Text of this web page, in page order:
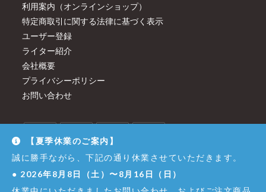
利用案内（オンラインショップ）
特定商取引に関する法律に基づく表示
ユーザー登録
ライター紹介
会社概要
プライバシーポリシー
お問い合わせ
【夏季休業のご案内】
誠に勝手ながら、下記の通り休業させていただきます。
● 2026年8月8日（土）〜8月16日（日）